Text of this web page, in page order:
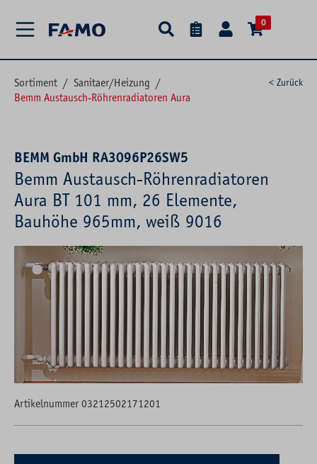
0
Sortiment / Sanitaer/Heizung /
Bemm Austausch-Röhrenradiatoren Aura
< Zurück
BEMM GmbH RA3096P26SW5
Bemm Austausch-Röhrenradiatoren
Aura BT 101 mm, 26 Elemente,
Bauhöhe 965mm, weiß 9016
Bildergalerie überspringen
Artikelnummer 03212502171201